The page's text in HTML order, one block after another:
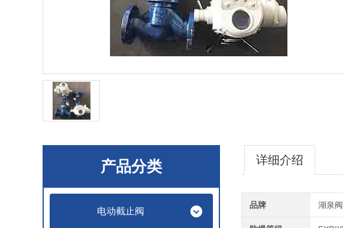
产品分类
电动截止阀
详细介绍
品牌 湖泉